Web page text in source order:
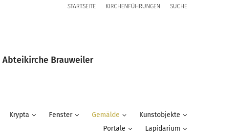
STARTSEITE KIRCHENFÜHRUNGEN SUCHE
Abteikirche Brauweiler
Krypta Fenster Gemälde
Kunstobjekte
Portale
Lapidarium